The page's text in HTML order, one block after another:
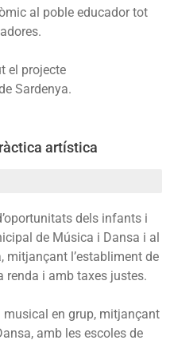
al poble educador tot
el projecte
Sardenya.
artística
dels infants i
de Música i Dansa i al
mitjançant l’establiment de
renda i amb taxes justes.
musical en grup, mitjançant
amb les escoles de